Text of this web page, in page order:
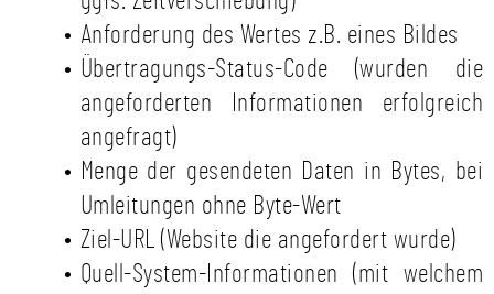
Anforderung des Wertes z.B. eines Bildes
Übertragungs-Status-Code (wurden die
angeforderten Informationen erfolgreich
angefragt)
Menge der gesendeten Daten in Bytes, bei
Umleitungen ohne Byte-Wert
Ziel-URL (Website die angefordert wurde)
Quell-System-Informationen (mit welchem